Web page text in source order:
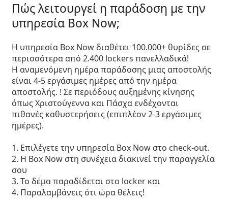
Πώς λειτουργεί η παράδοση με την
υπηρεσία Box Now;
Η υπηρεσία Box Now διαθέτει 100.000+ θυρίδες σε
περισσότερα από 2.400 lockers πανελλαδικά!
Η αναμενόμενη ημέρα παράδοσης μιας αποστολής
είναι4-5 εργάσιμες ημέρεςαπό την ημέρα
αποστολής. ! Σε περιόδους αυξημένης κίνησης
όπως Χριστούγεννα και Πάσχα ενδέχονται
πιθανές καθυστερήσεις (επιπλέον 2-3 εργάσιμες
ημέρες).
1. Επιλέγετε την υπηρεσία Box Now στο check-out.
2. H Box Now στη συνέχεια διακινεί την παραγγελία
σου
3. Το δέμα παραδίδεται στο locker και
4. Παραλαμβάνεις ότι ώρα θέλεις!